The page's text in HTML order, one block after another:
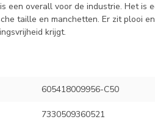
een overall voor de industrie. Het is
taille en manchetten. Er zit plooi
krijgt.
605418009956-C50
7330509360521